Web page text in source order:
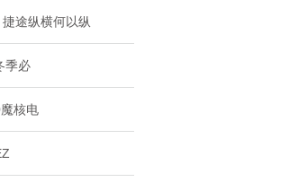
途纵横何以纵
季必
核电